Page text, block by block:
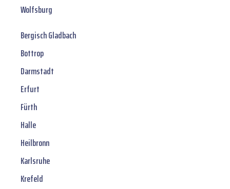
Wolfsburg
Bergisch Gladbach
Bottrop
Darmstadt
Erfurt
Fürth
Halle
Heilbronn
Karlsruhe
Krefeld